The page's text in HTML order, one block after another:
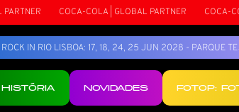
COCA-COLA | GLOBAL PARTNER COCA-
ROCK IN RIO LISBOA: 17, 18, 24, 25 JUN 2028 - PARQUE
HISTÓRIA NOVIDADES FOTOP: